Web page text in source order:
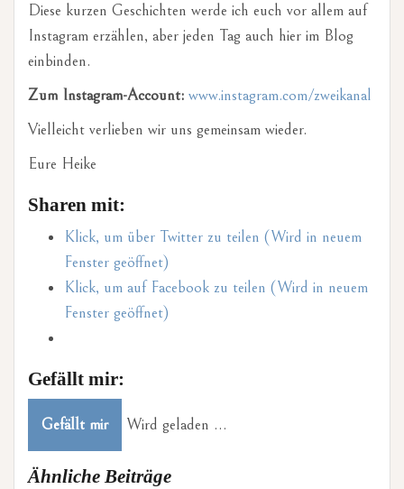
Diese kurzen Geschichten werde ich euch vor allem auf
Instagram erzählen, aber jeden Tag auch hier im Blog
einbinden.
Zum Instagram-Account: www.instagram.com/zweikanal
Vielleicht verlieben wir uns gemeinsam wieder.
Eure Heike
Sharen mit:
Klick, um über Twitter zu teilen (Wird in neuem
Fenster geöffnet)
Klick, um auf Facebook zu teilen (Wird in neuem
Fenster geöffnet)
Gefällt mir:
Gefällt mir Wird geladen …
Ähnliche Beiträge